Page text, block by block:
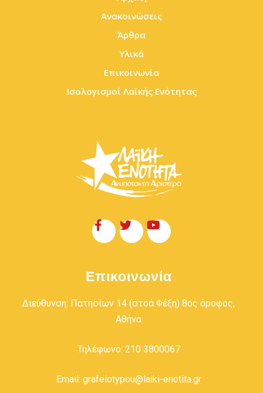
Ανακοινώσεις
Άρθρα
Υλικά
Επικοινωνία
Ισολογισμοί Λαϊκής Ενότητας
Επικοινωνία
Διεύθυνση: Πατησίων 14 (στοά Φέξη) 8ος όροφος,
Αθήνα
Τηλέφωνο: 210 3800067
Email: grafeiotypou@laiki-enotita.gr